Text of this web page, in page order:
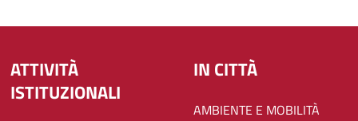
ATTIVITÀ
ISTITUZIONALI
IN CITTÀ
AMBIENTE E MOBILITÀ